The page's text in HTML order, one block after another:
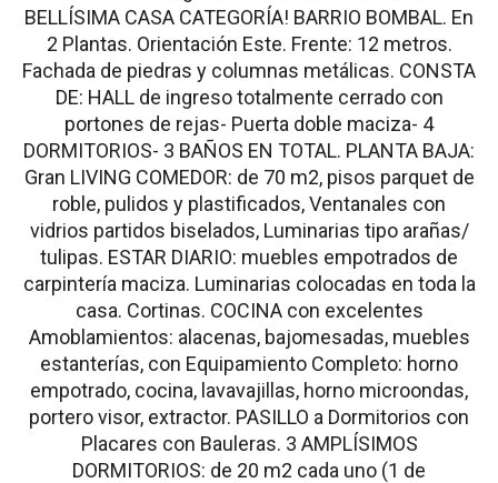
BELLÍSIMA CASA CATEGORÍA! BARRIO BOMBAL. En
2 Plantas. Orientación Este. Frente: 12 metros.
Fachada de piedras y columnas metálicas. CONSTA
DE: HALL de ingreso totalmente cerrado con
portones de rejas- Puerta doble maciza- 4
DORMITORIOS- 3 BAÑOS EN TOTAL. PLANTA BAJA:
Gran LIVING COMEDOR: de 70 m2, pisos parquet de
roble, pulidos y plastificados, Ventanales con
vidrios partidos biselados, Luminarias tipo arañas/
tulipas. ESTAR DIARIO: muebles empotrados de
carpintería maciza. Luminarias colocadas en toda la
casa. Cortinas. COCINA con excelentes
Amoblamientos: alacenas, bajomesadas, muebles
estanterías, con Equipamiento Completo: horno
empotrado, cocina, lavavajillas, horno microondas,
portero visor, extractor. PASILLO a Dormitorios con
Placares con Bauleras. 3 AMPLÍSIMOS
DORMITORIOS: de 20 m2 cada uno (1 de